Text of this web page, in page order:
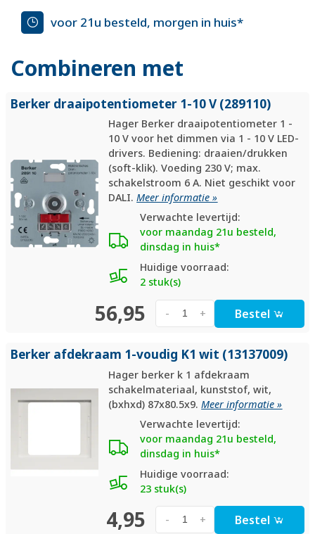
voor 21u besteld, morgen in huis*
Combineren met
Berker draaipotentiometer 1-10 V (289110)
Hager Berker draaipotentiometer 1 -
10 V voor het dimmen via 1 - 10 V LED-
drivers. Bediening: draaien/drukken
(soft-klik). Voeding 230 V; max.
schakelstroom 6 A. Niet geschikt voor
DALI.Meer informatie »
Verwachte levertijd:
voor maandag 21u besteld,
dinsdag in huis*
Huidige voorraad:
2 stuk(s)
56,95 +
- Bestel
Berker afdekraam 1-voudig K1 wit (13137009)
Hager berker k 1 afdekraam
schakelmateriaal, kunststof, wit,
(bxhxd) 87x80.5x9.Meer informatie »
Verwachte levertijd:
voor maandag 21u besteld,
dinsdag in huis*
Huidige voorraad:
23 stuk(s)
4,95 +
- Bestel